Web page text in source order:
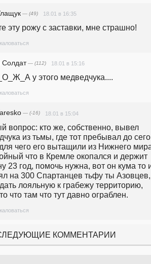
— (49) 18.01 в 16:35
эту рожу с заставки, мне страшно!
— (112) 18.01 в 15:16
у этого медведчука....
— (-16) 18.01 в 15:04
вопрос: кто же, собственно, вывел
из тьмы, где тот пребывал до сего
чего его вытащили из Нижнего
что в Кремле окопался и держит
23 год, помочь нужна, вот он кума то
на 300 Спартанцев тьфу ты Азовцев,
лояльную к грабежу территорию,
что там что тут давно ограблен.
КОММЕНТАРИИ